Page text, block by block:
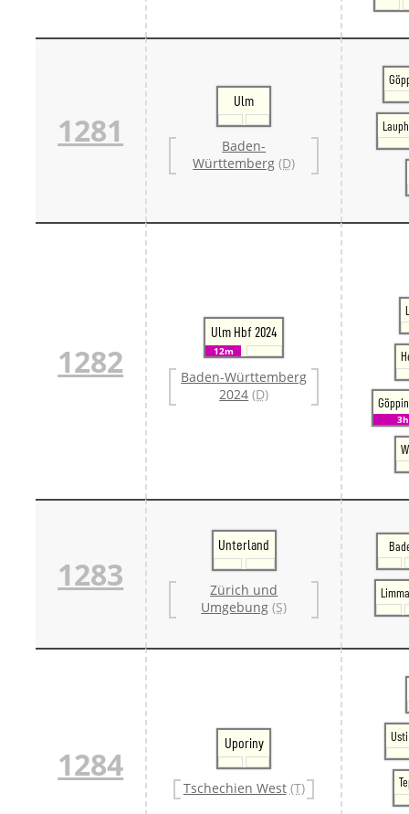
1281
Ulm
Baden-
Württemberg (D)
1282
Ulm Hbf 2024
12m
Baden-Württemberg
2024 (D)
3h
1283
Unterland
Zürich und
Umgebung (S)
1284
Uporiny
Tschechien West (T)